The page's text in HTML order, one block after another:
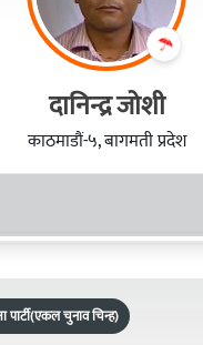
दानिन्द्र जोशी
काठमाडौं-५, बागमती प्रदेश
चुनाव चिन्ह)